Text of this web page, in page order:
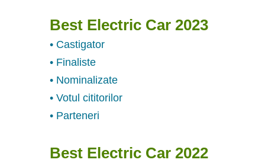
Best Electric Car 2023
• Castigator
• Finaliste
• Nominalizate
• Votul cititorilor
• Parteneri
Best Electric Car 2022